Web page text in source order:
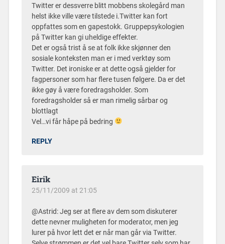
Twitter er dessverre blitt mobbens skolegård man
helst ikke ville være tilstede i.Twitter kan fort
oppfattes som en gapestokk. Gruppepsykologien
på Twitter kan gi uheldige effekter.
Det er også trist å se at folk ikke skjønner den
sosiale konteksten man er i med verktøy som
Twitter. Det ironiske er at dette også gjelder for
fagpersoner som har flere tusen følgere. Da er det
ikke gøy å være foredragsholder. Som
foredragsholder så er man rimelig sårbar og
blottlagt
Vel…vi får håpe på bedring
REPLY
Eirik
25/11/2009 at 21:05
@Astrid: Jeg ser at flere av dem som diskuterer
dette nevner muligheten for moderator, men jeg
lurer på hvor lett det er når man går via Twitter.